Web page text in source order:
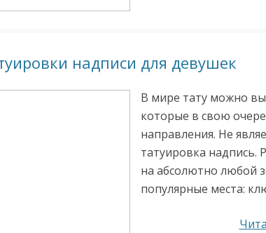
надписи для девушек
В мире тату можно
которые в свою
направления. Не
татуировка надпись.
на абсолютно любой
популярные места: